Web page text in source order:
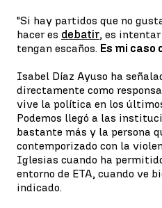
"Si hay partidos que no
hacer es debatir, es
tengan escaños. Es mi caso
Isabel Díaz Ayuso ha
directamente como
vive la política en los
Podemos llegó a las
bastante más y la persona
contemporizado con la
Iglesias cuando ha
entorno de ETA, cuando ve
indicado.